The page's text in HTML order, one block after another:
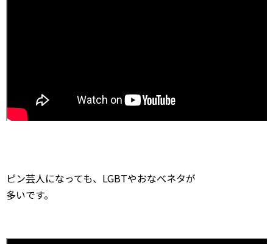
ピン芸人になっても、LGBTやおなべネタが
多いです。